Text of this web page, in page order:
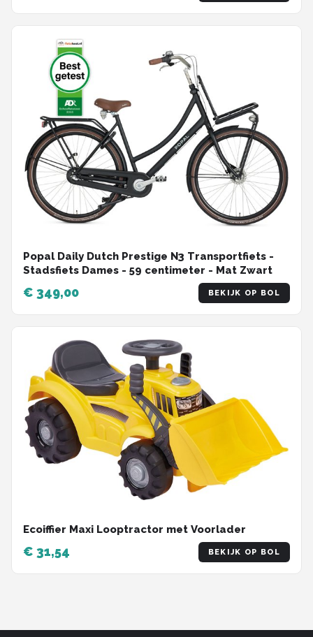
Popal Daily Dutch Prestige N3 Transportfiets -
Stadsfiets Dames - 59 centimeter - Mat Zwart
€ 349,00 BEKIJK OP BOL
Ecoiffier Maxi Looptractor met Voorlader
€ 31,54 BEKIJK OP BOL